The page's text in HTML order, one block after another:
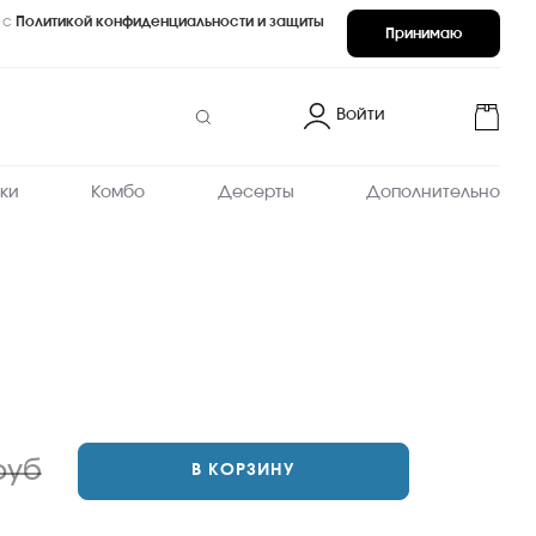
Принимаю
с Политикой конфиденциальности и защиты
Войти
Комбо Десерты Дополнительно
В КОРЗИНУ